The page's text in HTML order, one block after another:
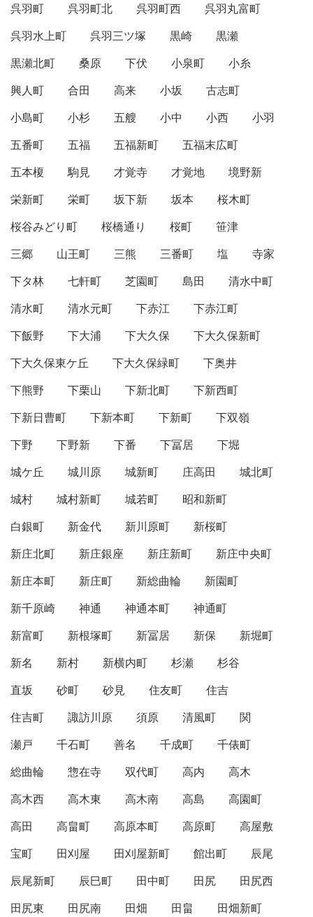
呉羽町
呉羽町北 呉羽町西
呉羽丸富町
呉羽水上町
呉羽三ツ塚 黒崎
黒瀬
黒瀬北町
桑原 下伏 小泉町
小糸
興人町
合田 高来 小坂
古志町
小島町
小杉 五艘 小中 小西
小羽
五番町
五福 五福新町
五福末広町
五本榎
駒見 才覚寺 才覚地
境野新
栄新町
栄町 坂下新 坂本
桜木町
桜谷みどり町
桜橋通り 桜町
笹津
三郷
山王町 三熊 三番町 塩
寺家
下タ林
七軒町 芝園町 島田
清水中町
清水町
清水元町 下赤江
下赤江町
下飯野
下大浦 下大久保
下大久保新町
下大久保東ケ丘
下大久保緑町
下奥井
下熊野
下栗山 下新北町
下新西町
下新日曹町
下新本町 下新町
下双嶺
下野
下野新 下番 下冨居
下堀
城ケ丘
城川原 城新町 庄高田
城北町
城村
城村新町 城若町
昭和新町
白銀町
新金代 新川原町
新桜町
新庄北町
新庄銀座 新庄新町
新庄中央町
新庄本町
新庄町 新総曲輪
新園町
新千原崎
神通 神通本町
神通町
新富町
新根塚町 新冨居 新保
新堀町
新名
新村 新横内町 杉瀬
杉谷
直坂
砂町 砂見 住友町
住吉
住吉町
諏訪川原 須原 清風町
関
瀬戸
千石町 善名 千成町
千俵町
総曲輪
惣在寺 双代町 高内
高木
高木西
高木東 高木南 高島
高園町
高田
高畠町 高原本町 高原町
高屋敷
宝町
田刈屋 田刈屋新町 館出町
辰尾
辰尾新町
辰巳町 田中町 田尻
田尻西
田尻東
田尻南 田畑 田畠
田畑新町